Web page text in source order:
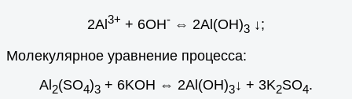
2Al 3+ + 6OH- ⇔ 2Al(OH)3 ↓;
Молекулярное уравнение процесса:
Al2(SO4)3 + 6KOH ⇔ 2Al(OH)3↓ + 3K2SO4.